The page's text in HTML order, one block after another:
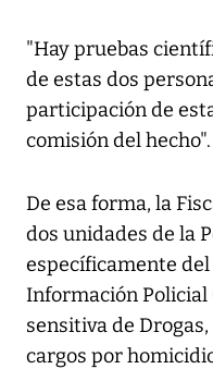
"Hay pruebas
de estas dos
participación de
comisión del hecho".
De esa forma, la
dos unidades de la
específicamente
Información Policial
sensitiva de
cargos por